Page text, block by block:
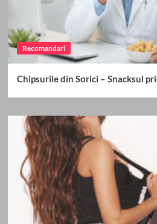
Recomandari
Chipsurile din Sorici – Snacksul